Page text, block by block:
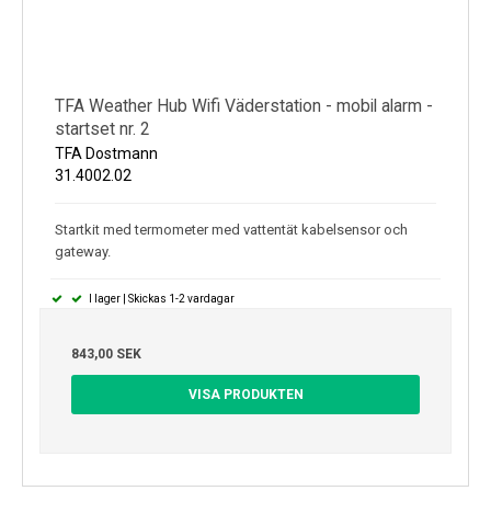
TFA Weather Hub Wifi Väderstation - mobil alarm -
startset nr. 2
TFA Dostmann
31.4002.02
Startkit med termometer med vattentät kabelsensor och
gateway.
I lager | Skickas 1-2 vardagar
843,00 SEK
VISA PRODUKTEN